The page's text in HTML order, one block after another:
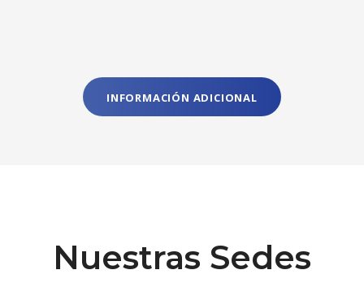
INFORMACIÓN ADICIONAL
Nuestras Sedes